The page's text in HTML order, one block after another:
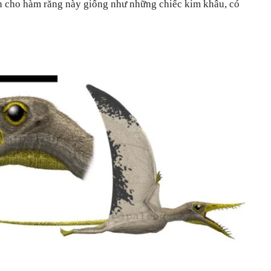
cho hàm răng này giống như những chiếc kim khâu, có